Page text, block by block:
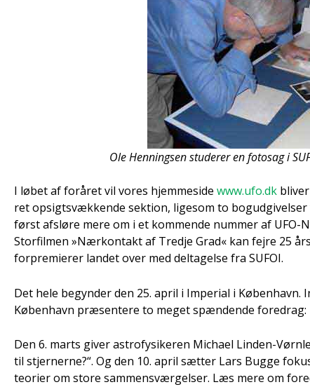
Ole Hen­nings­en stu­de­rer en fotosag i
I løbet af for­å­ret vil vores hjem­mesi­de www.ufo.dk
ret opsigtsvæk­ken­de sek­tion, lige­som to bog­ud­gi­vel­ser
først afslø­re mere om i et kom­men­de num­mer af UFO-
Stor­fil­men »Nær­kon­takt af Tred­je Grad« kan fejre 25
for­pre­mi­e­rer lan­det over med del­ta­gel­se fra SUFOI.
Det hele begyn­der den 25. april i Impe­ri­al i Køben­havn.
Køben­havn præ­sen­te­re to meget spæn­den­de fored­rag:
Den 6. marts giver astro­fy­si­ke­ren Micha­el Lin­den-
til stjer­ner­ne?“. Og den 10. april sæt­ter Lars Bug­ge
teo­ri­er om sto­re sam­men­svær­gel­ser. Læs mere om